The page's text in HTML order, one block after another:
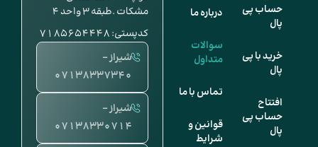
مشکات .طبقه ۳ واحد ۴
کدپستی: 7185654448
شیراز -
07138337340
شیراز -
07138330714
درباره ما
سوالات
متداول
تماس با ما
قوانین و
شرایط
حساب پی
پال
خرید با پی
پال
افتتاح
حساب پی
پال